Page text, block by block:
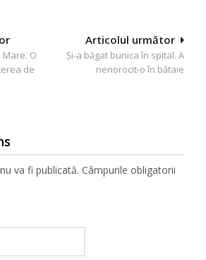
Articolul următor
Şi-a băgat bunica în spital. A
nenorocit-o în bătaie
O
de
va fi publicată. Câmpurile obligatorii